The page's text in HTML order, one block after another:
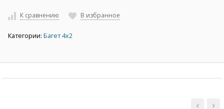
К сравнению В избранное
Категории: Багет 4х2